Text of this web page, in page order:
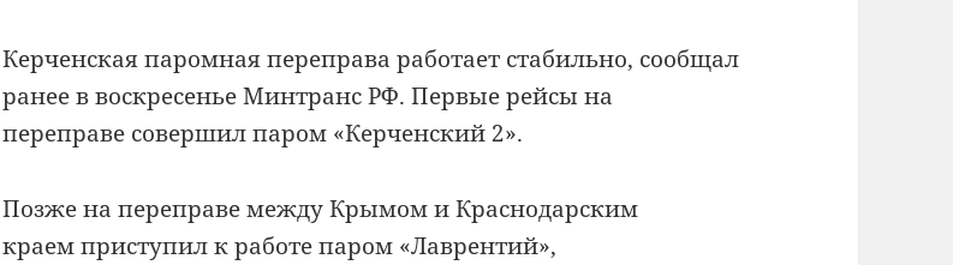
Керченская паромная переправа работает стабильно, сообщал
ранее в воскресенье Минтранс РФ. Первые рейсы на
переправе совершил паром «Керченский 2».
Позже на переправе между Крымом и Краснодарским
краем приступил к работе паром «Лаврентий»,